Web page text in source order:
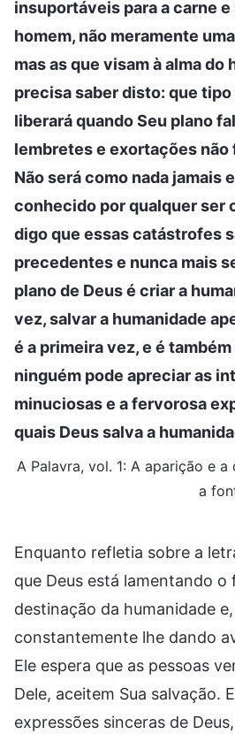
insuportáveis para a carne e
homem, não meramente
mas as que visam à alma do
precisa saber disto: que tipo
liberará quando Seu plano
lembretes e exortações
Não será como nada jamais
conhecido por qualquer ser
digo que essas catástrofes
precedentes e nunca mais
plano de Deus é criar a
vez, salvar a humanidade
é a primeira vez, e é
ninguém pode apreciar as
minuciosas e a fervorosa
quais Deus salva a
A Palavra, vol. 1: A aparição e a
a
Enquanto refletia sobre a
que Deus está lamentando o
destinação da humanidade
constantemente lhe dando
Ele espera que as pessoas
Dele, aceitem Sua salvação.
expressões sinceras de